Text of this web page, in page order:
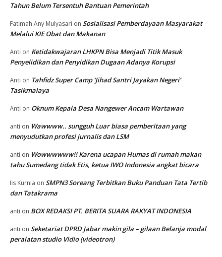
Tahun Belum Tersentuh Bantuan Pemerintah
Fatimah Any Mulyasari on Sosialisasi Pemberdayaan Masyarakat
Melalui KIE Obat dan Makanan
Anti on Ketidakwajaran LHKPN Bisa Menjadi Titik Masuk
Penyelidikan dan Penyidikan Dugaan Adanya Korupsi
Anti on Tahfidz Super Camp ‘Jihad Santri Jayakan Negeri’
Tasikmalaya
Anti on Oknum Kepala Desa Nangewer Ancam Wartawan
anti on Wawwww.. sungguh Luar biasa pemberitaan yang
menyudutkan profesi jurnalis dan LSM
anti on Wowwwwww!! Karena ucapan Humas di rumah makan
tahu Sumedang tidak Etis, ketua IWO Indonesia angkat bicara
Iis Kurnia on SMPN3 Soreang Terbitkan Buku Panduan Tata Tertib
dan Tatakrama
anti on BOX REDAKSI PT. BERITA SUARA RAKYAT INDONESIA
anti on Seketariat DPRD Jabar makin gila – gilaan Belanja modal
peralatan studio Vidio (videotron)